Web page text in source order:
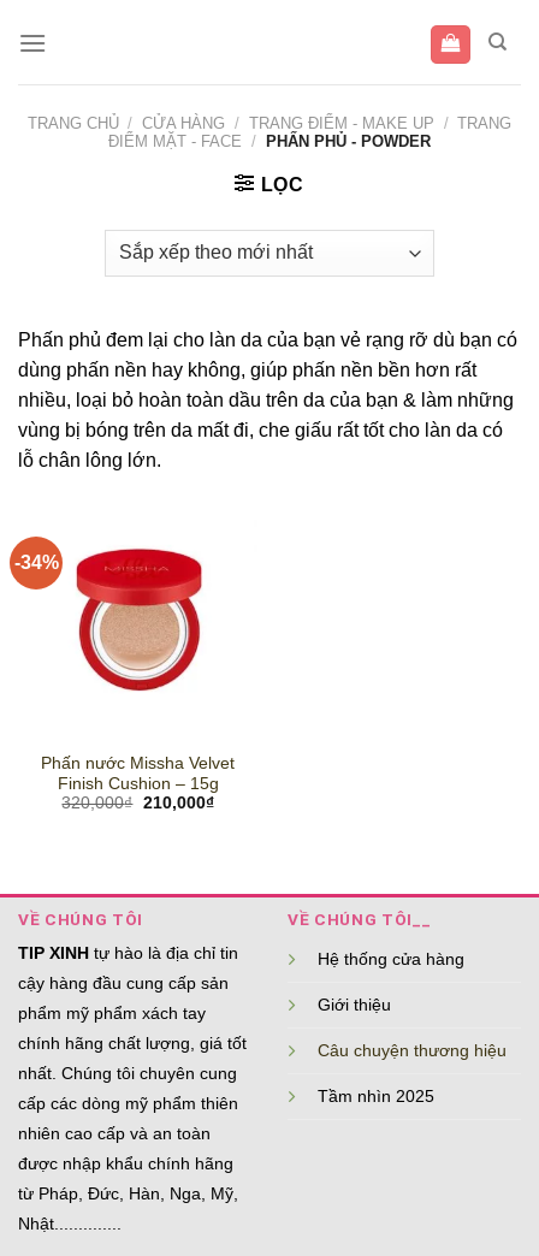
qua
TRANG CHỦ / CỬA HÀNG / TRANG ĐIỂM - MAKE UP / TRANG
ĐIỂM MẶT - FACE / PHẤN PHỦ - POWDER
LỌC
Phấn phủ đem lại cho làn da của bạn vẻ rạng rỡ dù bạn có
dùng phấn nền hay không, giúp phấn nền bền hơn rất
nhiều, loại bỏ hoàn toàn dầu trên da của bạn & làm những
vùng bị bóng trên da mất đi, che giấu rất tốt cho làn da có
lỗ chân lông lớn.
-34%
Phấn nước Missha Velvet
Finish Cushion – 15g
320,000₫ Giá
210,000₫Giá
VỀ CHÚNG TÔI
TIP XINH tự hào là địa chỉ tin
cậy hàng đầu cung cấp sản
phẩm mỹ phẩm xách tay
chính hãng chất lượng, giá tốt
nhất. Chúng tôi chuyên cung
cấp các dòng mỹ phẩm thiên
nhiên cao cấp và an toàn
được nhập khẩu chính hãng
từ Pháp, Đức, Hàn, Nga, Mỹ,
Nhật..............
VỀ CHÚNG TÔI__
Hệ thống cửa hàng
Giới thiệu
Câu chuyện thương hiệu
Tầm nhìn 2025